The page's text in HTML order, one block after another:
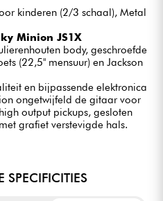
kinderen (2/3 schaal), Metal
Minion JS1X
body, geschroefde
(22,5" mensuur) en Jackson
en bijpassende elektronica
ongetwijfeld de gitaar voor
output pickups, gesloten
grafiet verstevigde hals.
SPECIFICITIES